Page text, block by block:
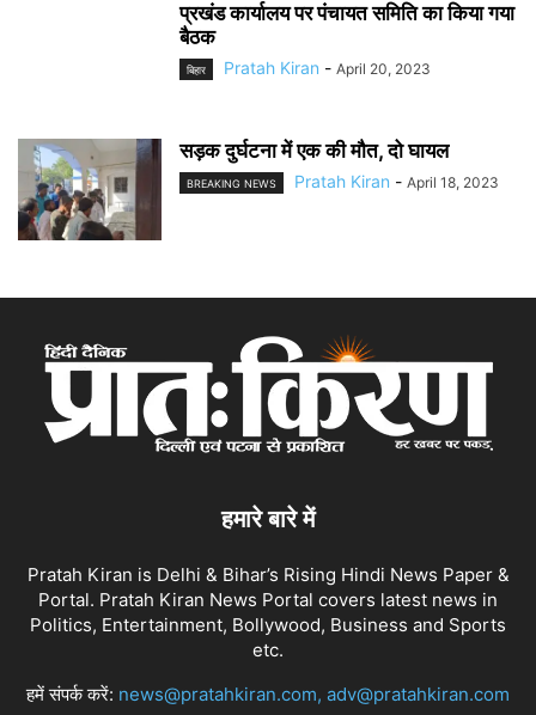
प्रखंड कार्यालय पर पंचायत समिति का किया गया
बैठक
बिहार Pratah Kiran - April 20, 2023
सड़क दुर्घटना में एक की मौत, दो घायल
BREAKING NEWS Pratah Kiran - April 18, 2023
हमारे बारे में
Pratah Kiran is Delhi & Bihar’s Rising Hindi News Paper &
Portal. Pratah Kiran News Portal covers latest news in
Politics, Entertainment, Bollywood, Business and Sports
etc.
हमें संपर्क करें: news@pratahkiran.com, adv@pratahkiran.com